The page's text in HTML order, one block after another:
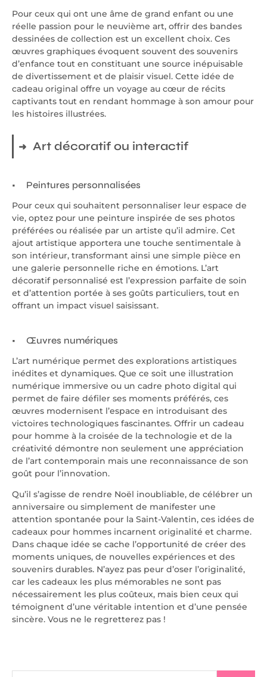
Pour ceux qui ont une âme de grand enfant ou une
réelle passion pour le neuvième art, offrir des bandes
dessinées de collection est un excellent choix. Ces
œuvres graphiques évoquent souvent des souvenirs
d’enfance tout en constituant une source inépuisable
de divertissement et de plaisir visuel. Cette idée de
cadeau original offre un voyage au cœur de récits
captivants tout en rendant hommage à son amour pour
les histoires illustrées.
Art décoratif ou interactif
Peintures personnalisées
Pour ceux qui souhaitent personnaliser leur espace de
vie, optez pour une peinture inspirée de ses photos
préférées ou réalisée par un artiste qu’il admire. Cet
ajout artistique apportera une touche sentimentale à
son intérieur, transformant ainsi une simple pièce en
une galerie personnelle riche en émotions. L’art
décoratif personnalisé est l’expression parfaite de soin
et d’attention portée à ses goûts particuliers, tout en
offrant un impact visuel saisissant.
Œuvres numériques
L’art numérique permet des explorations artistiques
inédites et dynamiques. Que ce soit une illustration
numérique immersive ou un cadre photo digital qui
permet de faire défiler ses moments préférés, ces
œuvres modernisent l’espace en introduisant des
victoires technologiques fascinantes. Offrir un cadeau
pour homme à la croisée de la technologie et de la
créativité démontre non seulement une appréciation
de l’art contemporain mais une reconnaissance de son
goût pour l’innovation.
Qu’il s’agisse de rendre Noël inoubliable, de célébrer un
anniversaire ou simplement de manifester une
attention spontanée pour la Saint-Valentin, ces idées de
cadeaux pour hommes incarnent originalité et charme.
Dans chaque idée se cache l’opportunité de créer des
moments uniques, de nouvelles expériences et des
souvenirs durables. N’ayez pas peur d’oser l’originalité,
car les cadeaux les plus mémorables ne sont pas
nécessairement les plus coûteux, mais bien ceux qui
témoignent d’une véritable intention et d’une pensée
sincère. Vous ne le regretterez pas !